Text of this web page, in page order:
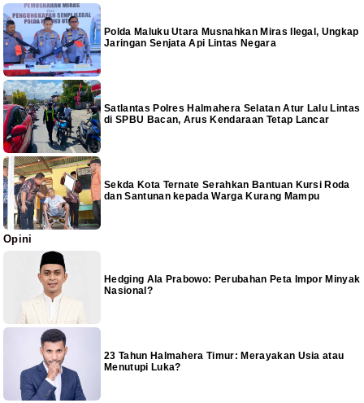
Polda Maluku Utara Musnahkan Miras Ilegal, Ungkap
Jaringan Senjata Api Lintas Negara
Satlantas Polres Halmahera Selatan Atur Lalu Lintas
di SPBU Bacan, Arus Kendaraan Tetap Lancar
Sekda Kota Ternate Serahkan Bantuan Kursi Roda
dan Santunan kepada Warga Kurang Mampu
Opini
Hedging Ala Prabowo: Perubahan Peta Impor Minyak
Nasional?
23 Tahun Halmahera Timur: Merayakan Usia atau
Menutupi Luka?